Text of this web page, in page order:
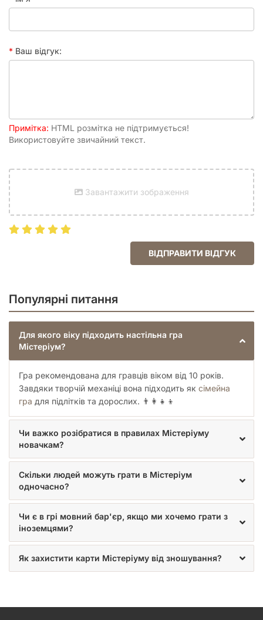
Ваш відгук:
Примітка: HTML розмітка не підтримується!
Використовуйте звичайний текст.
Завантажити зображення
ВІДПРАВИТИ ВІДГУК
Популярні питання
Для якого віку підходить настільна гра
Містеріум?
Гра рекомендована для гравців віком від 10 років.
Завдяки творчій механіці вона підходить як сімейна
гра для підлітків та дорослих. 👨‍👩‍👧‍👦
Чи важко розібратися в правилах Містеріуму
новачкам?
Скільки людей можуть грати в Містеріум
одночасно?
Чи є в грі мовний бар'єр, якщо ми хочемо грати з
іноземцями?
Як захистити карти Містеріуму від зношування?